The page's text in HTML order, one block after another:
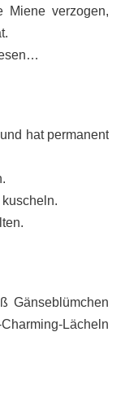
Miene verzogen,
hat permanent
Gänseblümchen
Lächeln